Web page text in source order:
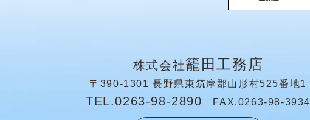
株式会社籠田工務店
〒390-1301 長野県東筑摩郡山形村525番地1
TEL.0263-98-2890 FAX.0263-98-3934